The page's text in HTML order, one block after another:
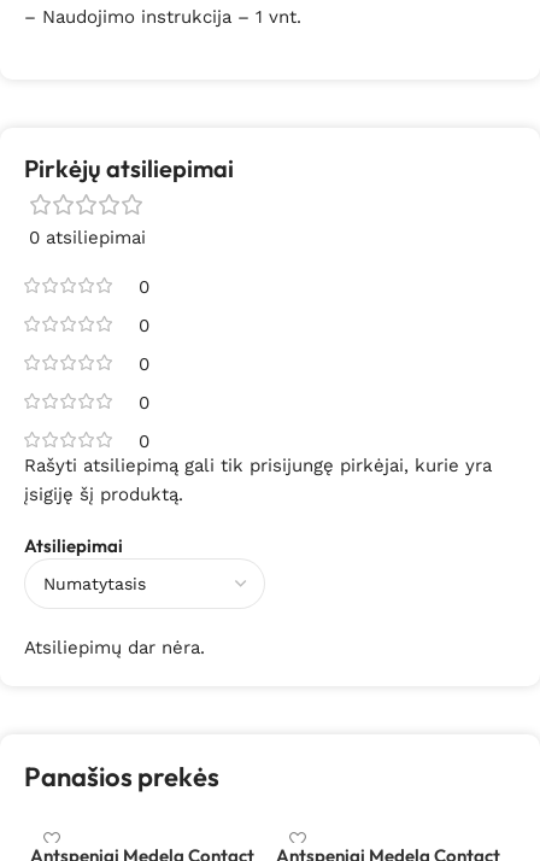
– Naudojimo instrukcija – 1 vnt.
Pirkėjų atsiliepimai
0 atsiliepimai
0
0
0
0
0
Atsiliepimai
Atsiliepimų dar nėra.
Rašyti atsiliepimą gali tik prisijungę pirkėjai, kurie yra
įsigiję šį produktą.
Panašios prekės
Antspeniai Medela Contact
Antspeniai Medela Contact